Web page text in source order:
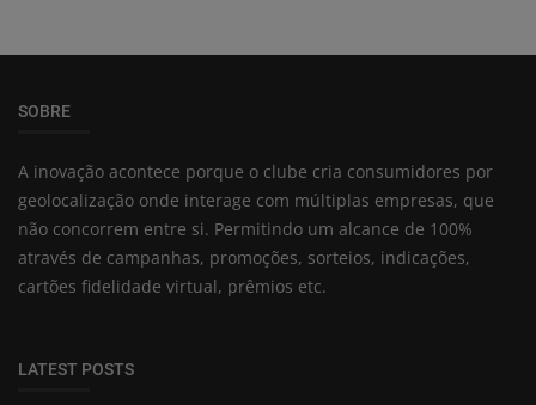
SOBRE
A inovação acontece porque o clube cria consumidores por
geolocalização onde interage com múltiplas empresas, que
não concorrem entre si. Permitindo um alcance de 100%
através de campanhas, promoções, sorteios, indicações,
cartões fidelidade virtual, prêmios etc.
LATEST POSTS